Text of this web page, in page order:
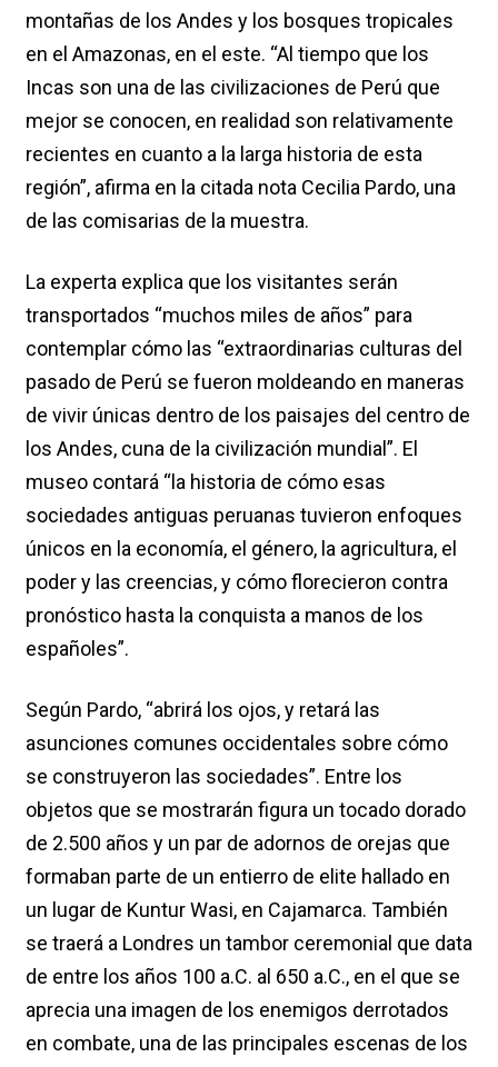
montañas de los Andes y los bosques tropicales
en el Amazonas, en el este. “Al tiempo que los
Incas son una de las civilizaciones de Perú que
mejor se conocen, en realidad son relativamente
recientes en cuanto a la larga historia de esta
región”, afirma en la citada nota Cecilia Pardo, una
de las comisarias de la muestra.
La experta explica que los visitantes serán
transportados “muchos miles de años” para
contemplar cómo las “extraordinarias culturas del
pasado de Perú se fueron moldeando en maneras
de vivir únicas dentro de los paisajes del centro de
los Andes, cuna de la civilización mundial”. El
museo contará “la historia de cómo esas
sociedades antiguas peruanas tuvieron enfoques
únicos en la economía, el género, la agricultura, el
poder y las creencias, y cómo florecieron contra
pronóstico hasta la conquista a manos de los
españoles”.
Según Pardo, “abrirá los ojos, y retará las
asunciones comunes occidentales sobre cómo
se construyeron las sociedades”. Entre los
objetos que se mostrarán figura un tocado dorado
de 2.500 años y un par de adornos de orejas que
formaban parte de un entierro de elite hallado en
un lugar de Kuntur Wasi, en Cajamarca. También
se traerá a Londres un tambor ceremonial que data
de entre los años 100 a.C. al 650 a.C., en el que se
aprecia una imagen de los enemigos derrotados
en combate, una de las principales escenas de los